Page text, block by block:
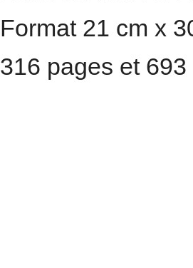
Format 21 cm x
316 pages et